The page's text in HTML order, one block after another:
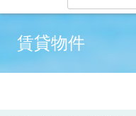
賃貸物件